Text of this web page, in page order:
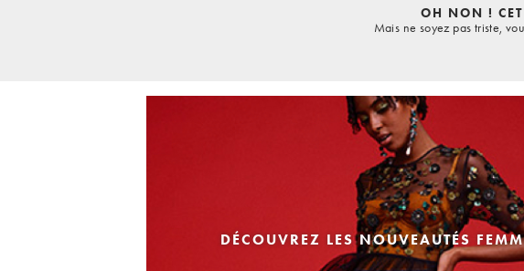
OH NON !
Mais ne soyez pas triste,
DÉCOUVREZ LES NOUVEAUTÉS